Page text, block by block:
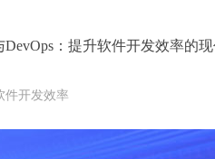
DevOps：提升软件开发效率的
件开发效率